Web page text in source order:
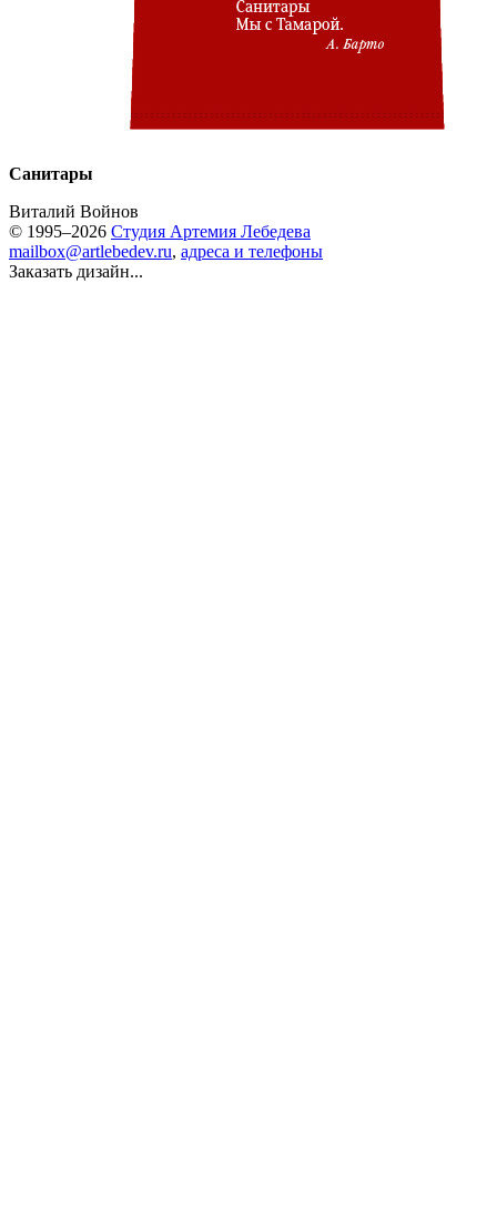
Санитары
Виталий Войнов
© 1995–2026 Студия Артемия Лебедева
mailbox@artlebedev.ru, адреса и телефоны
Заказать дизайн...